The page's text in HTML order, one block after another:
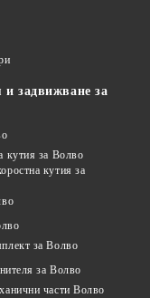
и задвижване за
кутия за Волво
кутия за
за Волво
за Волво
части Волво